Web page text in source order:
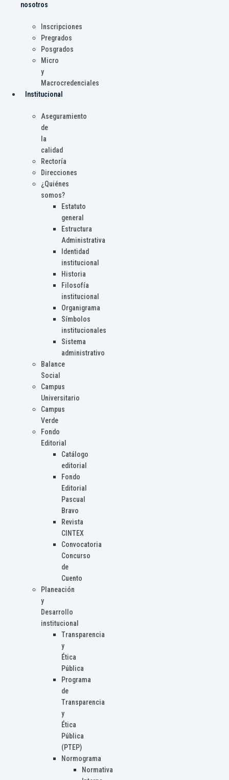
nosotros
Inscripciones
Pregrados
Posgrados
Micro
y
Macrocredenciales
Institucional
Aseguramiento
de
la
calidad
Rectoría
Direcciones
¿Quiénes
somos?
Estatuto
general
Estructura
Administrativa
Identidad
institucional
Historia
Filosofía
institucional
Organigrama
Símbolos
institucionales
Sistema
administrativo
Balance
Social
Campus
Universitario
Campus
Verde
Fondo
Editorial
Catálogo
editorial
Fondo
Editorial
Pascual
Bravo
Revista
CINTEX
Convocatoria
Concurso
de
Cuento
Planeación
y
Desarrollo
institucional
Transparencia
y
Ética
Pública
Programa
de
Transparencia
y
Ética
Pública
(PTEP)
Normograma
Normativa